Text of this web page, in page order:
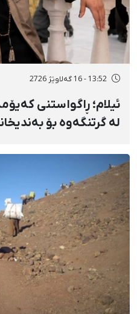
13:52 - 16 گەلاوێژ 2726
ئیلام؛ ڕاگواستنی